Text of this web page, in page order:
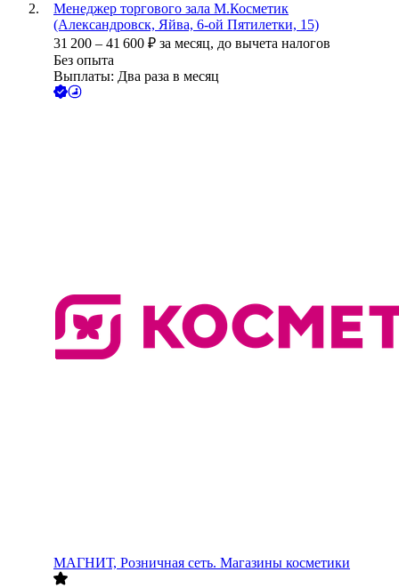
Менеджер торгового зала М.Косметик
(Александровск, Яйва, 6-ой Пятилетки, 15)
31 200 – 41 600 ₽ за месяц, до вычета налогов
Без опыта
Выплаты: Два раза в месяц
МАГНИТ, Розничная сеть. Магазины косметики